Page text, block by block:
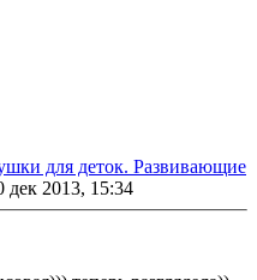
для деток. Развивающие
дек 2013, 15:34